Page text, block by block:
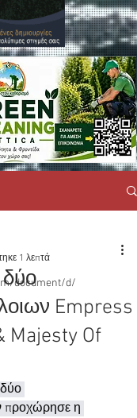
document/d/
Empress
Majesty Of
1 λεπτά
προχώρησε η